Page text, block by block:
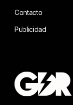
Contacto
Publicidad